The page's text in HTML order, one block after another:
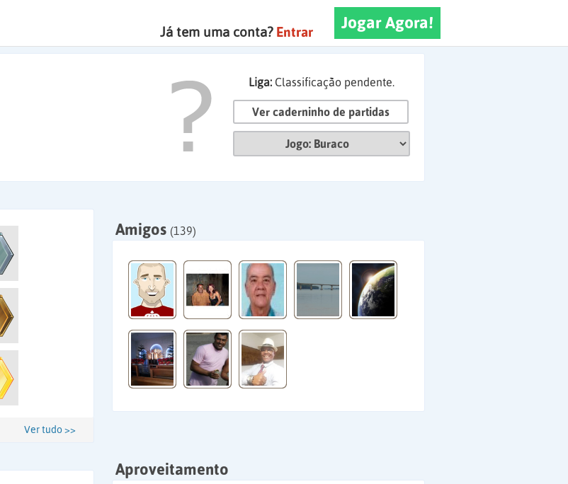
Jogar Agora!
Já tem uma conta? Entrar
Liga: Classificação pendente.
Ver caderninho de partidas
Ver tudo >>
Amigos (139)
Aproveitamento